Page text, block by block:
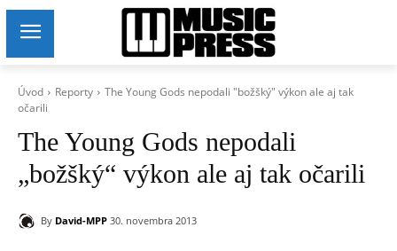
Úvod Reporty
The Young Gods nepodali "božšký" výkon ale aj tak
očarili
The Young Gods nepodali
„božšký“ výkon ale aj tak očarili
By David-MPP 30. novembra 2013